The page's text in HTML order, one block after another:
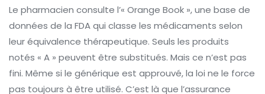
Le pharmacien consulte l’« Orange Book », une base de
données de la FDA qui classe les médicaments selon
leur équivalence thérapeutique. Seuls les produits
notés « A » peuvent être substitués. Mais ce n’est pas
fini. Même si le générique est approuvé, la loi ne le force
pas toujours à être utilisé. C’est là que l’assurance